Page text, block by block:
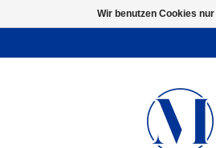
Wir benutzen Cookies